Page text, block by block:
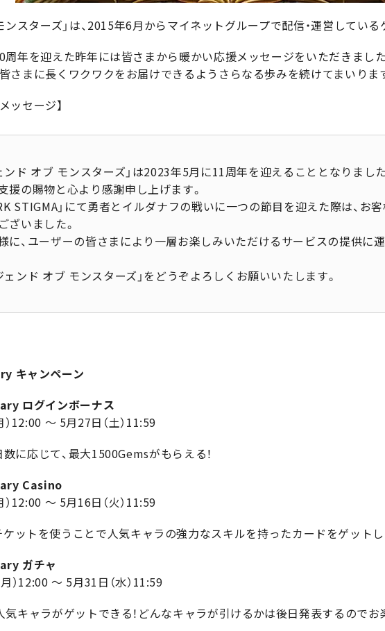
ンスターズ」は、2015年6月からマイネットグループで配信・運営している
周年を迎えた昨年には皆さまから暖かい応援メッセージをいただきまし
さまに長くワクワクをお届けできるようさらなる歩みを続けてまいりま
ッセージ】
ンド オブ モンスターズ」は2023年5月に11周年を迎えることとなりまし
援の賜物と心より感謝申し上げます。
STIGMA」にて勇者とイルダナフの戦いに一つの節目を迎えた際は、お
ざいました。
に、ユーザーの皆さまにより一層お楽しみいただけるサービスの提供に
ェンド オブ モンスターズ」をどうぞよろしくお願いいたします。
キャンペーン
ログインボーナス
）12:00 ～ 5月27日（土）11:59
に応じて、最大1500Gemsがもらえる！
Casino
）12:00 ～ 5月16日（火）11:59
ットを使うことで人気キャラの強力なスキルを持ったカードをゲットし
ガチャ
）12:00 ～ 5月31日（水）11:59
キャラがゲットできる！どんなキャラが引けるかは後日発表するのでお